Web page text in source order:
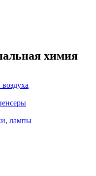
химия
лампы